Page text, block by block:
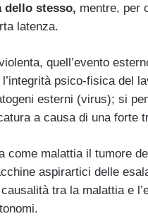
dello stesso, mentre, per
latenza.
quell’evento
psico-fisica del
esterni (virus); si
a causa di una forte
come malattia il tumore
aspirartici delle
tra la malattia e